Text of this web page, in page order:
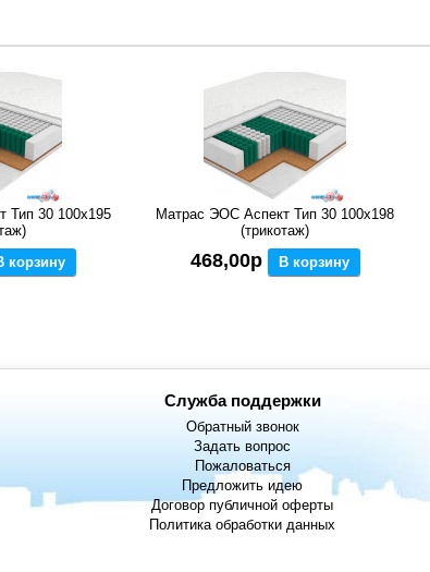
Тип 30 100x195
корзину
Матрас ЭОС Аспект Тип 30 100x198
(трикотаж)
468,00р В корзину
Служба поддержки
Обратный звонок
Задать вопрос
Пожаловаться
Предложить идею
Договор публичной оферты
Политика обработки данных